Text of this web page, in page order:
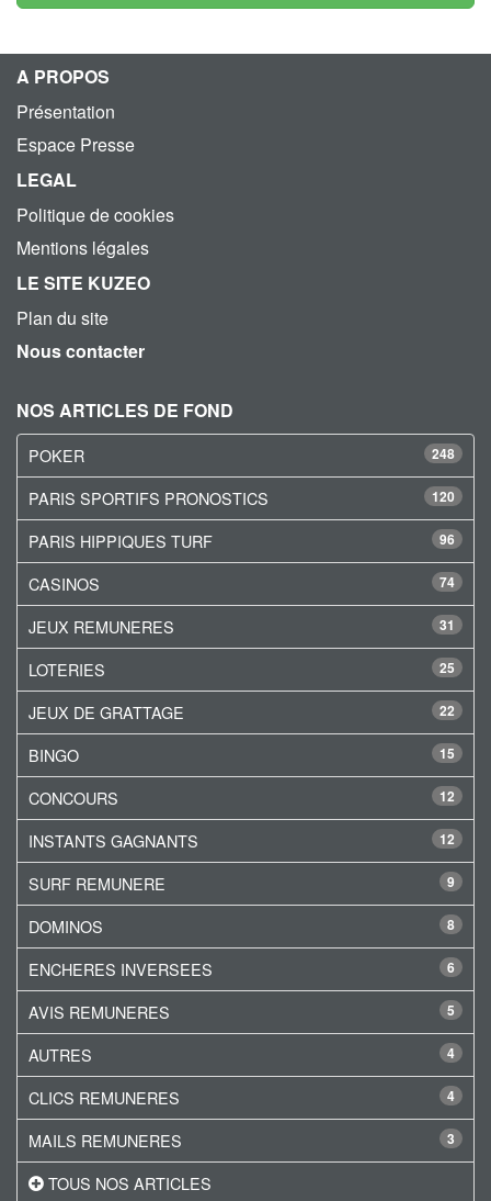
A PROPOS
Présentation
Espace Presse
LEGAL
Politique de cookies
Mentions légales
LE SITE KUZEO
Plan du site
Nous contacter
NOS ARTICLES DE FOND
248
POKER
120
PARIS SPORTIFS PRONOSTICS
96
PARIS HIPPIQUES TURF
74
CASINOS
31
JEUX REMUNERES
25
LOTERIES
22
JEUX DE GRATTAGE
15
BINGO
12
CONCOURS
12
INSTANTS GAGNANTS
9
SURF REMUNERE
8
DOMINOS
6
ENCHERES INVERSEES
5
AVIS REMUNERES
4
AUTRES
4
CLICS REMUNERES
3
MAILS REMUNERES
TOUS NOS ARTICLES